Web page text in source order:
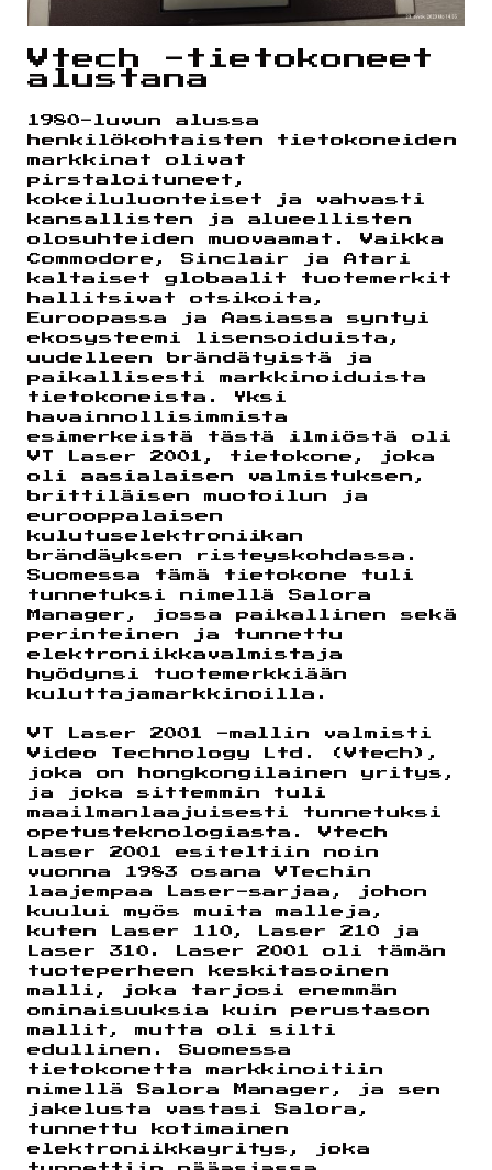
Vtech -tietokoneet
alustana
1980-luvun alussa
henkilökohtaisten tietokoneiden
markkinat olivat
pirstaloituneet,
kokeiluluonteiset ja vahvasti
kansallisten ja alueellisten
olosuhteiden muovaamat. Vaikka
Commodore, Sinclair ja Atari
kaltaiset globaalit tuotemerkit
hallitsivat otsikoita,
Euroopassa ja Aasiassa syntyi
ekosysteemi lisensoiduista,
uudelleen brändätyistä ja
paikallisesti markkinoiduista
tietokoneista. Yksi
havainnollisimmista
esimerkeistä tästä ilmiöstä oli
VT Laser 2001, tietokone, joka
oli aasialaisen valmistuksen,
brittiläisen muotoilun ja
eurooppalaisen
kulutuselektroniikan
brändäyksen risteyskohdassa.
Suomessa tämä tietokone tuli
tunnetuksi nimellä Salora
Manager, jossa paikallinen sekä
perinteinen ja tunnettu
elektroniikkavalmistaja
hyödynsi tuotemerkkiään
kuluttajamarkkinoilla.
VT Laser 2001 -mallin valmisti
Video Technology Ltd. (Vtech),
joka on hongkongilainen yritys,
ja joka sittemmin tuli
maailmanlaajuisesti tunnetuksi
opetusteknologiasta. Vtech
Laser 2001 esiteltiin noin
vuonna 1983 osana VTechin
laajempaa Laser-sarjaa, johon
kuului myös muita malleja,
kuten Laser 110, Laser 210 ja
Laser 310. Laser 2001 oli tämän
tuoteperheen keskitasoinen
malli, joka tarjosi enemmän
ominaisuuksia kuin perustason
mallit, mutta oli silti
edullinen. Suomessa
tietokonetta markkinoitiin
nimellä Salora Manager, ja sen
jakelusta vastasi Salora,
tunnettu kotimainen
elektroniikkayritys, joka